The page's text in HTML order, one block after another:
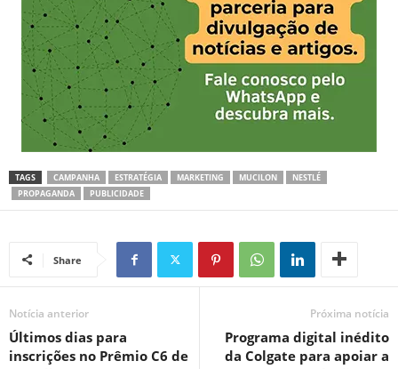
TAGS CAMPANHA ESTRATÉGIA MARKETING MUCILON
NESTLÉ
PROPAGANDA
PUBLICIDADE
Share
Notícia anterior
Últimos dias para
inscrições no Prêmio C6 de
Próxima notícia
Programa digital inédito
da Colgate para apoiar a